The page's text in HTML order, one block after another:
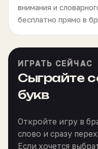
внимания и
бесплатно прямо в
ИГРАТЬ СЕЙЧАС
Сыграйте
букв
Откройте игру в
слово и сразу
Если хочется